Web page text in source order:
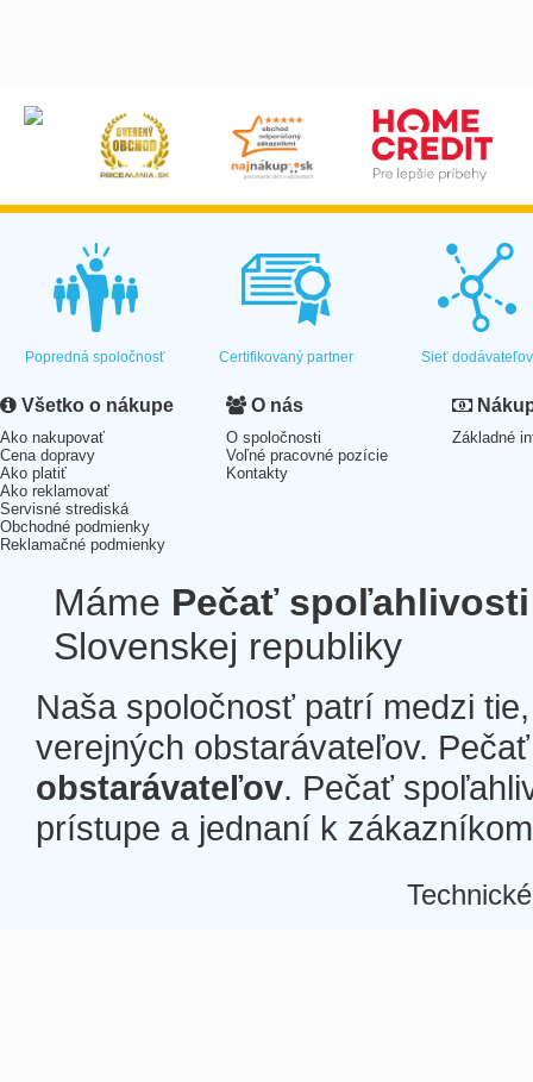
Popredná spoločnosť Certifikovaný partner Sieť dodávateľov
Všetko o nákupe
Ako nakupovať
Cena dopravy
Ako platiť
Ako reklamovať
Servisné strediská
Obchodné podmienky
Reklamačné podmienky
O nás
O spoločnosti
Voľné pracovné pozície
Kontakty
Základné
Máme Pečať spoľahlivosti
Slovenskej republiky
Naša spoločnosť patrí medzi
verejných obstarávateľov.
obstarávateľov. Pečať
prístupe a jednaní k